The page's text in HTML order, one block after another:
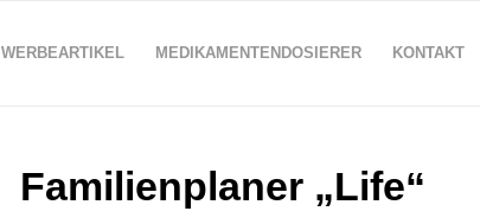
WERBEARTIKEL MEDIKAMENTENDOSIERER KONTAKT
Familienplaner „Life“